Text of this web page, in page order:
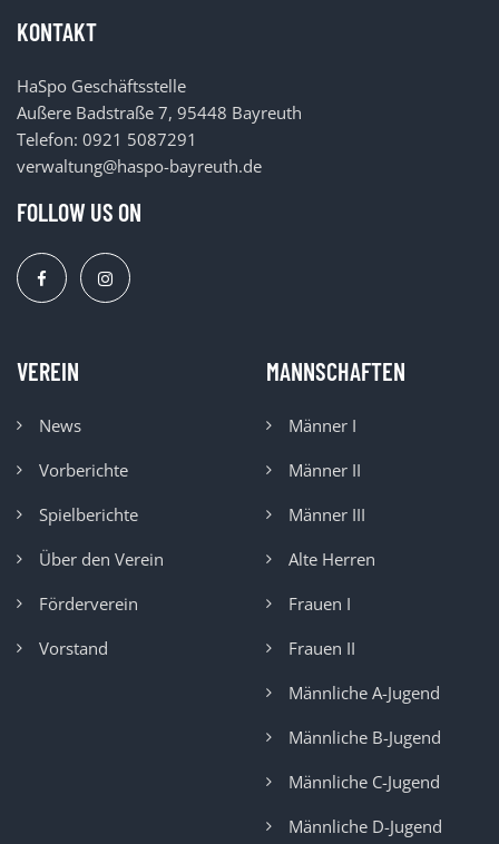
KONTAKT
HaSpo Geschäftsstelle
Außere Badstraße 7, 95448 Bayreuth
Telefon: 0921 5087291
verwaltung@haspo-bayreuth.de
FOLLOW US ON
VEREIN
News
Vorberichte
Spielberichte
Über den Verein
Förderverein
Vorstand
MANNSCHAFTEN
Männer I
Männer II
Männer III
Alte Herren
Frauen I
Frauen II
Männliche A-Jugend
Männliche B-Jugend
Männliche C-Jugend
Männliche D-Jugend